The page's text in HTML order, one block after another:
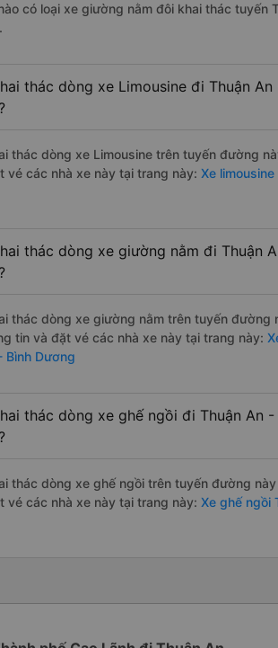
có loại xe giường nằm đôi khai thác tuyến
thác dòng xe Limousine đi Thuận
thác dòng xe Limousine trên tuyến đường
vé các nhà xe này tại trang này: Xe
thác dòng xe giường nằm đi Thuận
thác dòng xe giường nằm trên tuyến đường
tin và đặt vé các nhà xe này tại trang này:
Bình Dương
thác dòng xe ghế ngồi đi Thuận An
thác dòng xe ghế ngồi trên tuyến đường
vé các nhà xe này tại trang này: Xe ghế ngồi